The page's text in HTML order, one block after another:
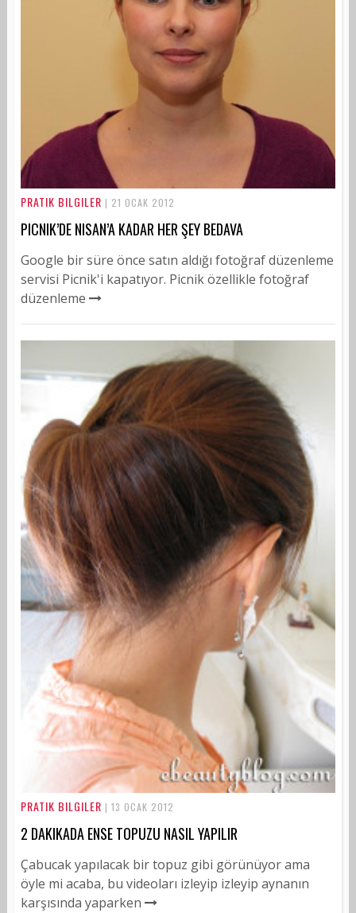
PRATIK BILGILER | 21 OCAK 2012
PICNIK’DE NISAN’A KADAR HER ŞEY BEDAVA
Google bir süre önce satın aldığı fotoğraf düzenleme
servisi Picnik'i kapatıyor. Picnik özellikle fotoğraf
düzenleme
PRATIK BILGILER | 13 OCAK 2012
2 DAKIKADA ENSE TOPUZU NASIL YAPILIR
Çabucak yapılacak bir topuz gibi görünüyor ama
öyle mi acaba, bu videoları izleyip izleyip aynanın
karşısında yaparken